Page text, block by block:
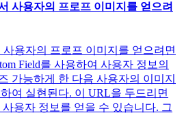
사용자의 프로프 이미지를 얻으려
사용자의 프로프 이미지를 얻으려면
Field를 사용하여 사용자 정보의
가능하게 한 다음 사용자의 이미지
여 실현된다. 이 URL을 두드리면
사용자 정보를 얻을 수 있습니다. 그